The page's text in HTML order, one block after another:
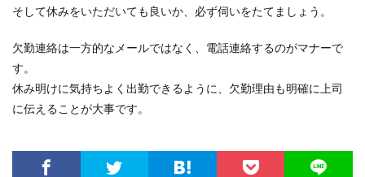
そして休みをいただいても良いか、必ず伺いをたてましょう。
欠勤連絡は一方的なメールではなく、電話連絡するのがマナーで
す。
休み明けに気持ちよく出勤できるように、欠勤理由も明確に上司
に伝えることが大事です。